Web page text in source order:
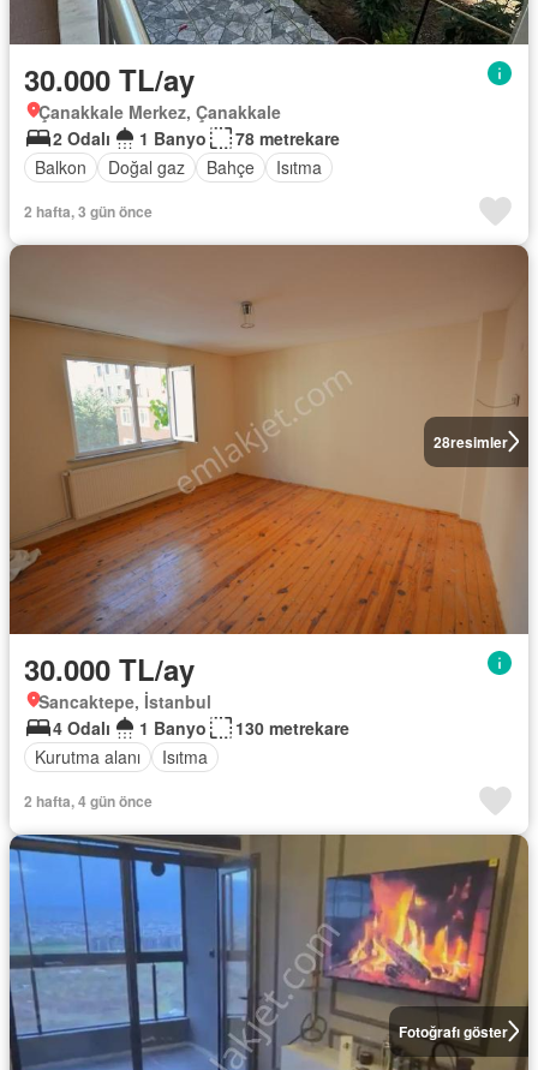
30.000 TL/ay
Çanakkale Merkez, Çanakkale
2 Odalı
1 Banyo
78 metrekare
Balkon
Doğal gaz Bahçe Isıtma
2 hafta, 3 gün önce
28resimler
30.000 TL/ay
Sancaktepe, İstanbul
4 Odalı
1 Banyo
130 metrekare
Kurutma alanı
Isıtma
2 hafta, 4 gün önce
Fotoğrafı göster